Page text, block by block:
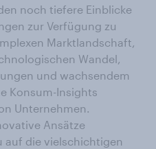
noch tiefere Einblicke
zur Verfügung zu
Marktlandschaft,
Wandel,
und wachsendem
Konsum-Insights
Unternehmen.
Ansätze
auf die vielschichtigen